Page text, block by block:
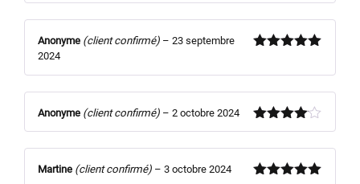
5
Anonyme (client confirmé) – 23 septembre
2024
Note4
Anonyme (client confirmé) – 2 octobre 2024
Martine (client confirmé) – 3 octobre 2024